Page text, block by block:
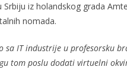
Srbiju iz holandskog grada
nomada.
IT industrije u profesorsku
tom poslu dodati virtuelni